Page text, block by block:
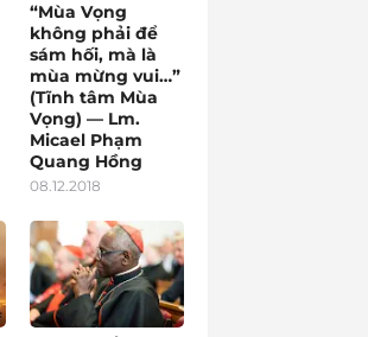
“Mùa Vọng
không phải để
sám hối, mà là
mùa mừng vui…”
(Tĩnh tâm Mùa
Vọng) — Lm.
Micael Phạm
Quang Hồng
08.12.2018